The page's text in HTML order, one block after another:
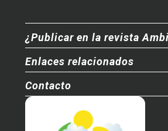
¿Publicar en la revista
Enlaces relacionados
Contacto